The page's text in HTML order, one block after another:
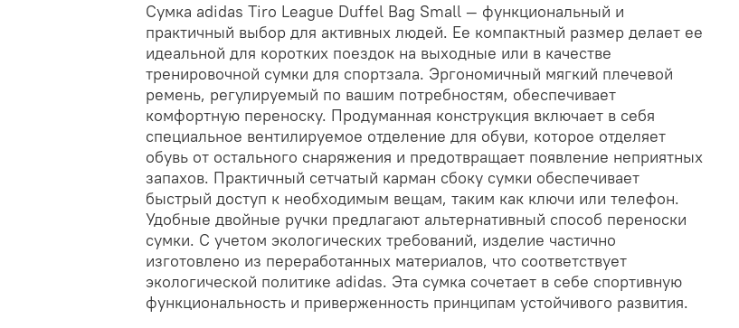
Сумка adidas Tiro League Duffel Bag Small — функциональный и
практичный выбор для активных людей. Ее компактный размер делает ее
идеальной для коротких поездок на выходные или в качестве
тренировочной сумки для спортзала. Эргономичный мягкий плечевой
ремень, регулируемый по вашим потребностям, обеспечивает
комфортную переноску. Продуманная конструкция включает в себя
специальное вентилируемое отделение для обуви, которое отделяет
обувь от остального снаряжения и предотвращает появление неприятных
запахов. Практичный сетчатый карман сбоку сумки обеспечивает
быстрый доступ к необходимым вещам, таким как ключи или телефон.
Удобные двойные ручки предлагают альтернативный способ переноски
сумки. С учетом экологических требований, изделие частично
изготовлено из переработанных материалов, что соответствует
экологической политике adidas. Эта сумка сочетает в себе спортивную
функциональность и приверженность принципам устойчивого развития.